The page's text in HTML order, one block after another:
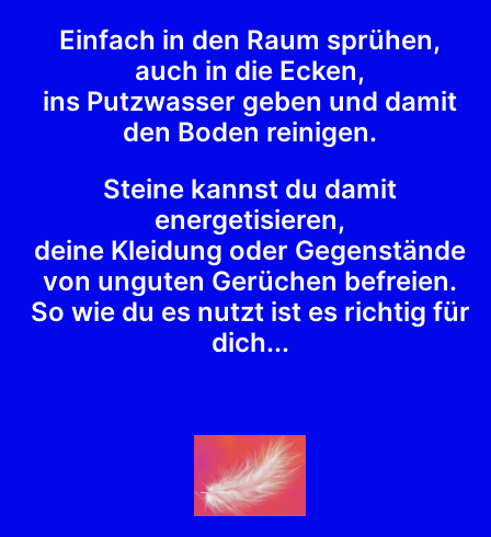
Einfach in den Raum sprühen,
auch in die Ecken,
ins Putzwasser geben und damit
den Boden reinigen.
Steine kannst du damit
energetisieren,
deine Kleidung oder Gegenstände
von unguten Gerüchen befreien.
So wie du es nutzt ist es richtig für
dich...